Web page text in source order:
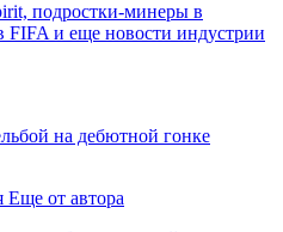
подростки-минеры в
FIFA и еще новости индустрии
на дебютной гонке
Еще от автора